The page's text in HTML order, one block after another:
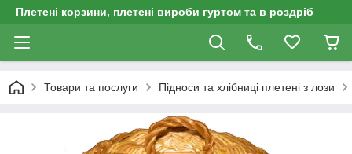
Плетені корзини, плетені вироби гуртом та в роздріб
Товари та послуги Підноси та хлібниці плетені з лози